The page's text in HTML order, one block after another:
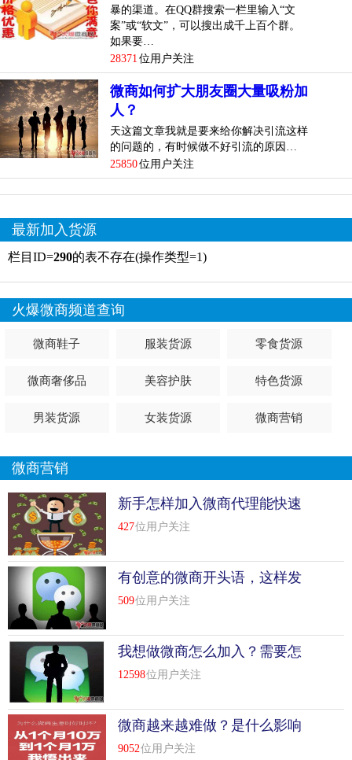
暴的渠道。在QQ群搜索一栏里输入“文
案”或“软文”，可以搜出成千上百个群。
如果要…
28371 位用户关注
微商如何扩大朋友圈大量吸粉加
人？
天这篇文章我就是要来给你解决引流这样
的问题的，有时候做不好引流的原因…
25850位用户关注
最新加入货源
栏目ID=290的表不存在(操作类型=1)
火爆微商频道查询
微商鞋子 服装货源 零食货源
微商奢侈品 美容护肤 特色货源
男装货源 女装货源 微商营销
微商营销
新手怎样加入微商代理能快速
赚钱？
427位用户关注
有创意的微商开头语，这样发
朋友圈成交率翻十倍！
509位用户关注
我想做微商怎么加入？需要怎
么做？
12598位用户关注
微商越来越难做？是什么影响
你稳定出单？
9052位用户关注